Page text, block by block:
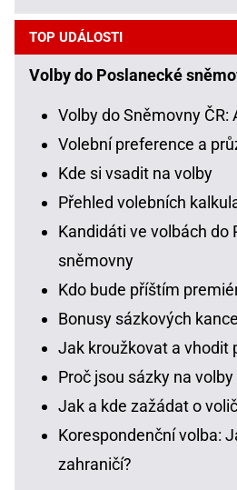
TOP UDÁLOSTI
Volby do Poslanecké
Volby do Sněmovny ČR:
Volební preference a
Kde si vsadit na volby
Přehled volebních
Kandidáti ve volbách do
sněmovny
Kdo bude příštím
Bonusy sázkových
Jak kroužkovat a vhodit
Proč jsou sázky na
Jak a kde zažádat o
Korespondenční volba:
zahraničí?